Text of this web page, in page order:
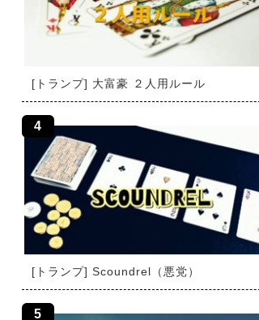
[トランプ] 大富豪 ２人用ルール
[トランプ] Scoundrel（悪党）